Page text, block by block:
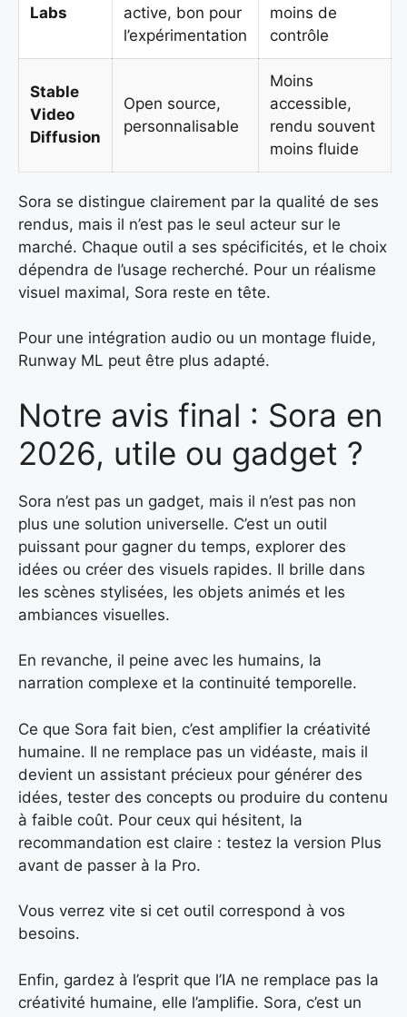
Labs
active, bon pour
l’expérimentation
moins de
contrôle
Stable
Video
Diffusion
Open source,
personnalisable
Moins
accessible,
rendu souvent
moins fluide
Sora se distingue clairement par la qualité de ses
rendus, mais il n’est pas le seul acteur sur le
marché. Chaque outil a ses spécificités, et le choix
dépendra de l’usage recherché. Pour un réalisme
visuel maximal, Sora reste en tête.
Pour une intégration audio ou un montage fluide,
Runway ML peut être plus adapté.
Notre avis final : Sora en
2026, utile ou gadget ?
Sora n’est pas un gadget, mais il n’est pas non
plus une solution universelle. C’est un outil
puissant pour gagner du temps, explorer des
idées ou créer des visuels rapides. Il brille dans
les scènes stylisées, les objets animés et les
ambiances visuelles.
En revanche, il peine avec les humains, la
narration complexe et la continuité temporelle.
Ce que Sora fait bien, c’est amplifier la créativité
humaine. Il ne remplace pas un vidéaste, mais il
devient un assistant précieux pour générer des
idées, tester des concepts ou produire du contenu
à faible coût. Pour ceux qui hésitent, la
recommandation est claire : testez la version Plus
avant de passer à la Pro.
Vous verrez vite si cet outil correspond à vos
besoins.
Enfin, gardez à l’esprit que l’IA ne remplace pas la
créativité humaine, elle l’amplifie. Sora, c’est un